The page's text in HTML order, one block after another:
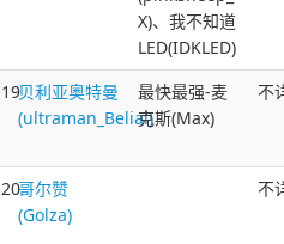
X)、我不知道
LED(IDKLED)
19贝利亚奥特曼
(ultraman_Belial)
最快最强-麦
克斯(Max)
不
20哥尔赞
(Golza)
不